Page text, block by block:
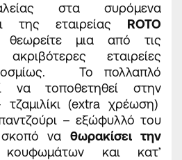
στα συρόμενα
της εταιρείας ROTO
θεωρείτε μια από τις
εταιρείες
Το πολλαπλό
να τοποθετηθεί στην
(extra χρέωση)
– εξώφυλλό του
σκοπό ναθωρακίσει την
και κατ’